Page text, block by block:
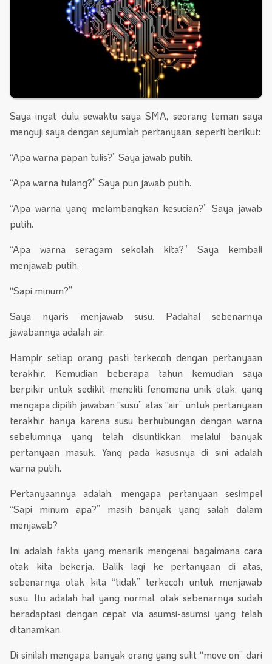
Saya ingat dulu sewaktu saya SMA, seorang teman saya
menguji saya dengan sejumlah pertanyaan, seperti berikut:
“Apa warna papan tulis?” Saya jawab putih.
“Apa warna tulang?” Saya pun jawab putih.
“Apa warna yang melambangkan kesucian?” Saya jawab
putih.
“Apa warna seragam sekolah kita?” Saya kembali
menjawab putih.
“Sapi minum?”
Saya nyaris menjawab susu. Padahal sebenarnya
jawabannya adalah air.
Hampir setiap orang pasti terkecoh dengan pertanyaan
terakhir. Kemudian beberapa tahun kemudian saya
berpikir untuk sedikit meneliti fenomena unik otak, yang
mengapa dipilih jawaban “susu” atas “air” untuk pertanyaan
terakhir hanya karena susu berhubungan dengan warna
sebelumnya yang telah disuntikkan melalui banyak
pertanyaan masuk. Yang pada kasusnya di sini adalah
warna putih.
Pertanyaannya adalah, mengapa pertanyaan sesimpel
“Sapi minum apa?” masih banyak yang salah dalam
menjawab?
Ini adalah fakta yang menarik mengenai bagaimana cara
otak kita bekerja. Balik lagi ke pertanyaan di atas,
sebenarnya otak kita “tidak” terkecoh untuk menjawab
susu. Itu adalah hal yang normal, otak sebenarnya sudah
beradaptasi dengan cepat via asumsi-asumsi yang telah
ditanamkan.
Di sinilah mengapa banyak orang yang sulit “move on” dari